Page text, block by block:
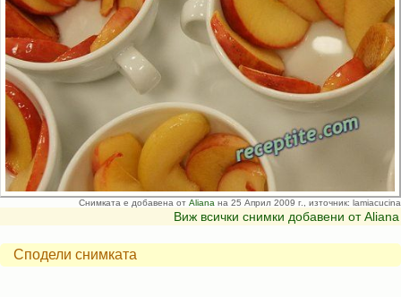
Снимката е добавена от Aliana на 25 Април 2009 г., източник: lamiacucina
Виж всички снимки добавени от Aliana
Сподели снимката